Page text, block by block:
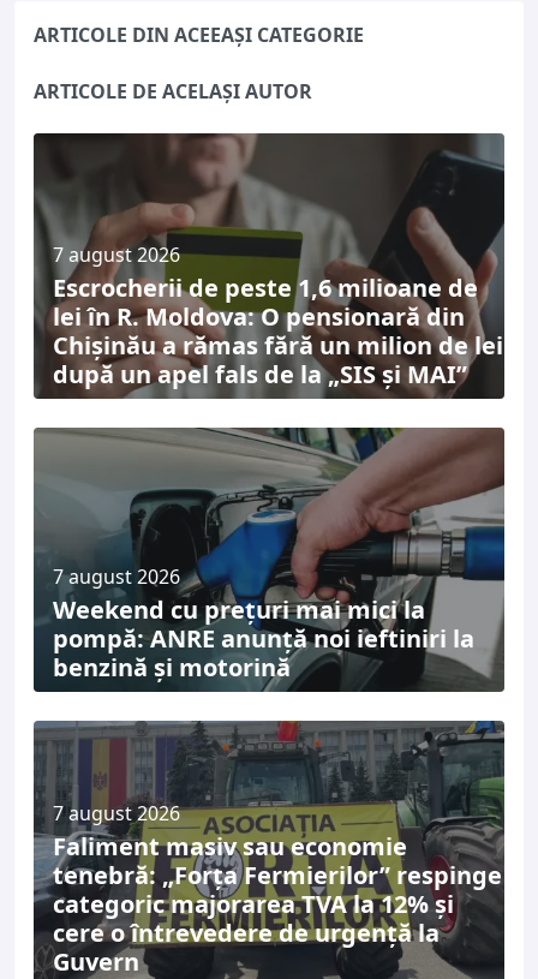
ARTICOLE DIN ACEEAȘI CATEGORIE
ARTICOLE DE ACELAȘI AUTOR
7 august 2026
Escrocherii de peste 1,6 milioane de
lei în R. Moldova: O pensionară din
Chișinău a rămas fără un milion de lei
după un apel fals de la „SIS și MAI”
7 august 2026
Weekend cu prețuri mai mici la
pompă: ANRE anunță noi ieftiniri la
benzină și motorină
7 august 2026
Faliment masiv sau economie
tenebră: „Forța Fermierilor” respinge
categoric majorarea TVA la 12% și
cere o întrevedere de urgență la
Guvern